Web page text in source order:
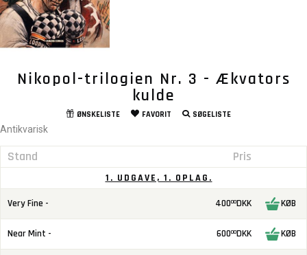
Nikopol-trilogien Nr. 3 - Ækvators
kulde
ØNSKELISTE FAVORIT SØGELISTE
Antikvarisk
Stand Pris
1. UDGAVE, 1. OPLAG.
Very Fine - 40000DKK KØB
Near Mint - 60000DKK KØB